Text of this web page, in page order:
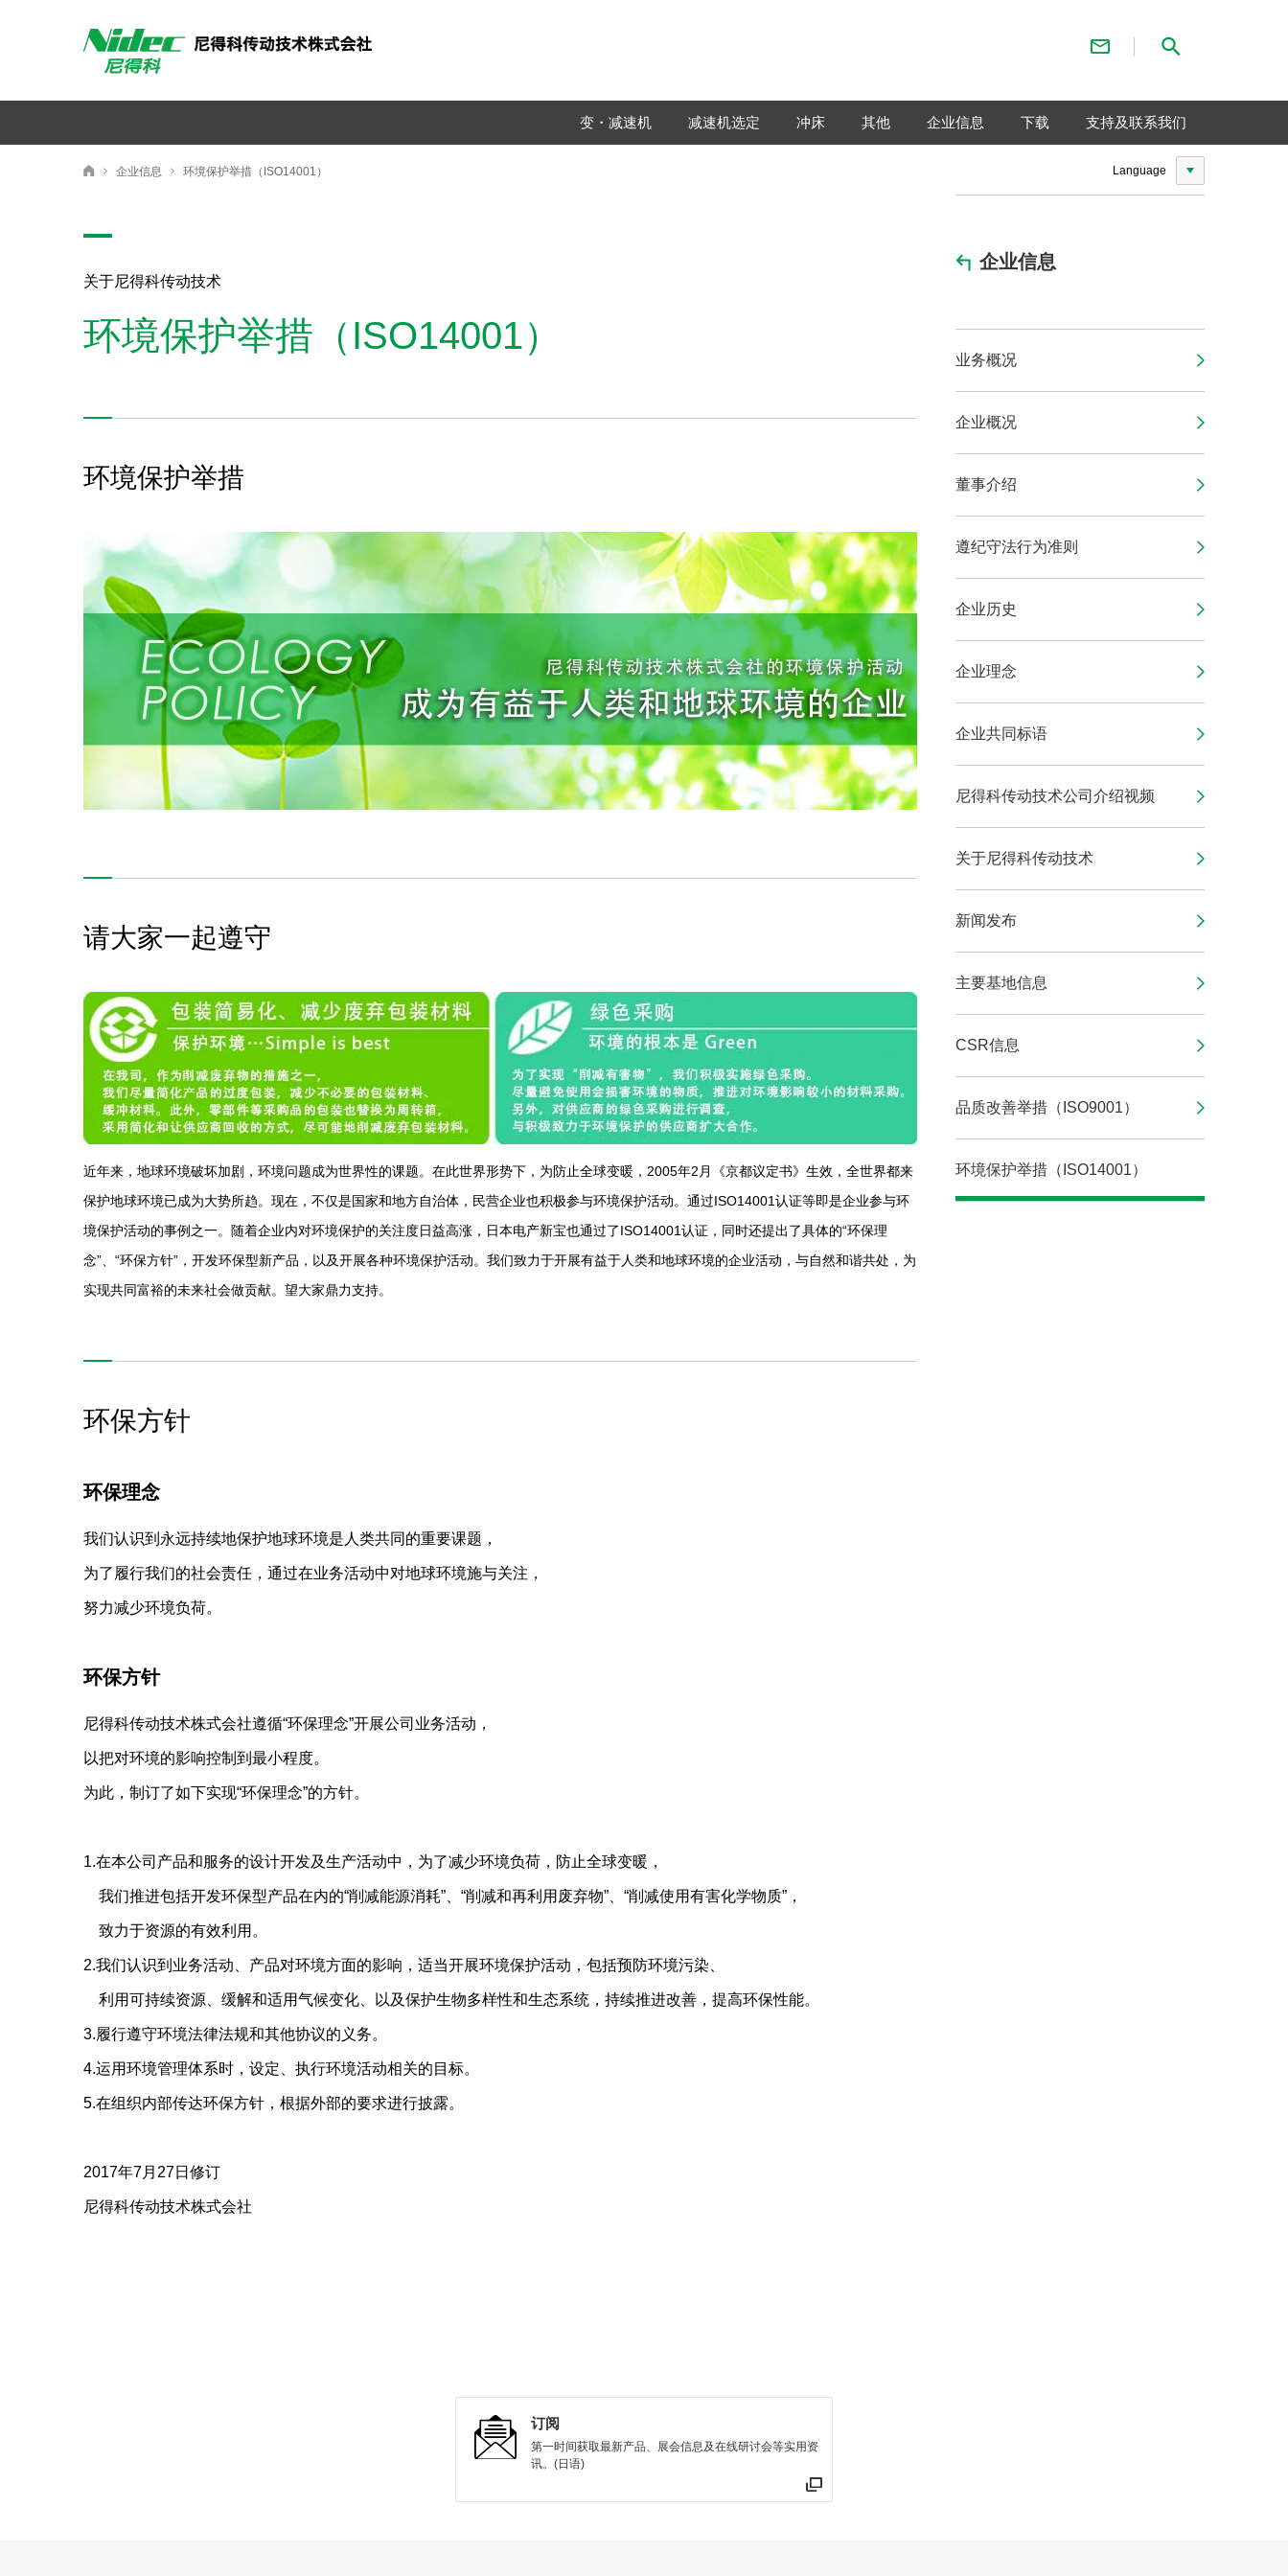
Language
联系我们
变・减速机 减速机选定 冲床 其他 企业信息 下载 支持及联系我们
尼得科传动技术株式会社
企业信息 环境保护举措（ISO14001）
关于尼得科传动技术
环境保护举措（ISO14001）
环境保护举措
请大家一起遵守
近年来，地球环境破坏加剧，环境问题成为世界性的课题。在此世界形势下，为防止全球变暖，2005年2月《京都议定书》生效，全世界都来
保护地球环境已成为大势所趋。现在，不仅是国家和地方自治体，民营企业也积极参与环境保护活动。通过ISO14001认证等即是企业参与环
境保护活动的事例之一。随着企业内对环境保护的关注度日益高涨，日本电产新宝也通过了ISO14001认证，同时还提出了具体的“环保理
念”、“环保方针”，开发环保型新产品，以及开展各种环境保护活动。我们致力于开展有益于人类和地球环境的企业活动，与自然和谐共处，为
实现共同富裕的未来社会做贡献。望大家鼎力支持。
环保方针
环保理念
我们认识到永远持续地保护地球环境是人类共同的重要课题，
为了履行我们的社会责任，通过在业务活动中对地球环境施与关注，
努力减少环境负荷。
环保方针
尼得科传动技术株式会社遵循“环保理念”开展公司业务活动，
以把对环境的影响控制到最小程度。
为此，制订了如下实现“环保理念”的方针。
1.在本公司产品和服务的设计开发及生产活动中，为了减少环境负荷，防止全球变暖，
我们推进包括开发环保型产品在内的“削减能源消耗”、“削减和再利用废弃物”、“削减使用有害化学物质”，
致力于资源的有效利用。
2.我们认识到业务活动、产品对环境方面的影响，适当开展环境保护活动，包括预防环境污染、
利用可持续资源、缓解和适用气候变化、以及保护生物多样性和生态系统，持续推进改善，提高环保性能。
3.履行遵守环境法律法规和其他协议的义务。
4.运用环境管理体系时，设定、执行环境活动相关的目标。
5.在组织内部传达环保方针，根据外部的要求进行披露。
2017年7月27日修订
尼得科传动技术株式会社
企业信息
业务概况
企业概况
董事介绍
遵纪守法行为准则
企业历史
企业理念
企业共同标语
尼得科传动技术公司介绍视频
关于尼得科传动技术
新闻发布
主要基地信息
CSR信息
品质改善举措（ISO9001）
环境保护举措（ISO14001）
订阅
第一时间获取最新产品、展会信息及在线研讨会等实用资
讯。(日语)